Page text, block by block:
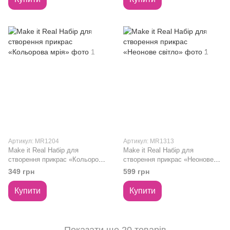
Артикул: MR1204
Make it Real Набір для
створення прикрас «Кольорова
мрія»
349 грн
Купити
Артикул: MR1313
Make it Real Набір для
створення прикрас «Неонове
світло»
599 грн
Купити